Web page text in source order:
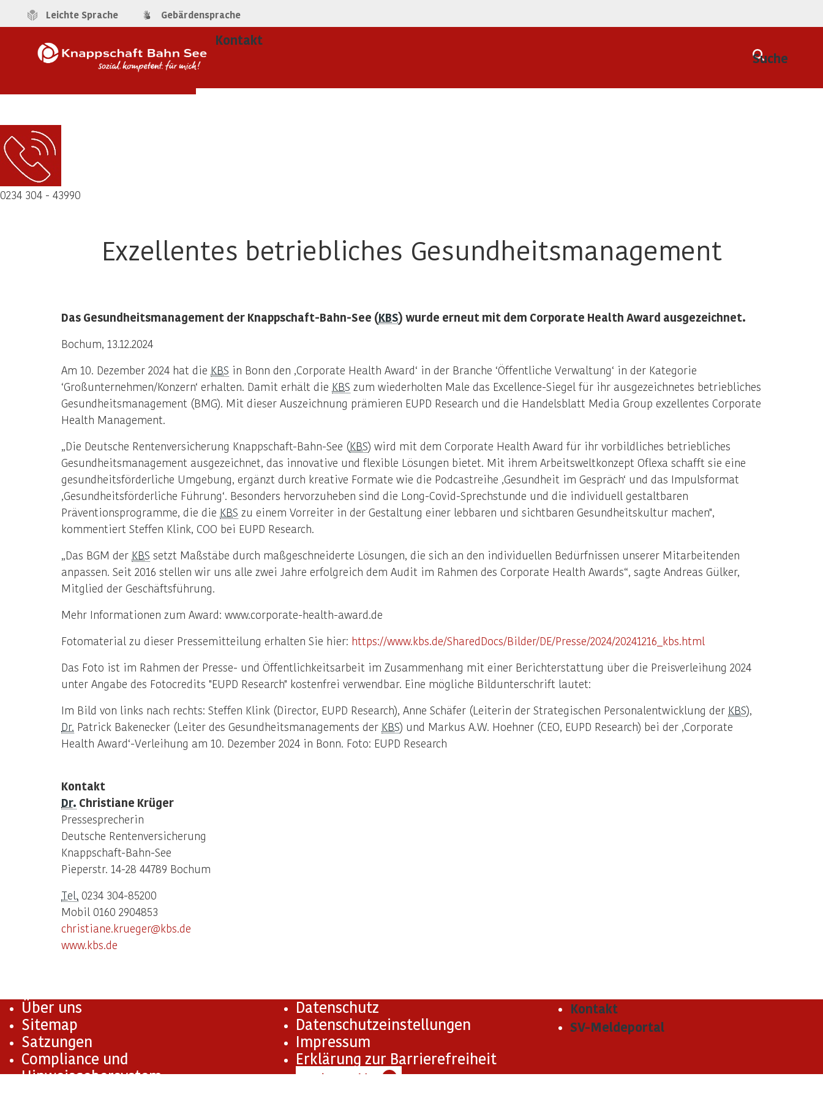
Leichte Sprache Gebärdensprache
Suche
Kontakt
0234 304 - 43990
Exzellentes betriebliches Gesundheitsmanagement
Das Gesundheitsmanagement der Knappschaft-Bahn-See (KBS) wurde erneut mit dem Corporate Health Award ausgezeichnet.
Bochum, 13.12.2024
Am 10. Dezember 2024 hat die KBS in Bonn den ‚Corporate Health Award‘ in der Branche ‘Öffentliche Verwaltung‘ in der Kategorie
‘Großunternehmen/Konzern‘ erhalten. Damit erhält die KBS zum wiederholten Male das Excellence-Siegel für ihr ausgezeichnetes betriebliches
Gesundheitsmanagement (BMG). Mit dieser Auszeichnung prämieren EUPD Research und die Handelsblatt Media Group exzellentes Corporate
Health Management.
„Die Deutsche Rentenversicherung Knappschaft-Bahn-See (KBS) wird mit dem Corporate Health Award für ihr vorbildliches betriebliches
Gesundheitsmanagement ausgezeichnet, das innovative und flexible Lösungen bietet. Mit ihrem Arbeitsweltkonzept Oflexa schafft sie eine
gesundheitsförderliche Umgebung, ergänzt durch kreative Formate wie die Podcastreihe ‚Gesundheit im Gespräch‘ und das Impulsformat
‚Gesundheitsförderliche Führung‘. Besonders hervorzuheben sind die Long-Covid-Sprechstunde und die individuell gestaltbaren
Präventionsprogramme, die die KBS zu einem Vorreiter in der Gestaltung einer lebbaren und sichtbaren Gesundheitskultur machen",
kommentiert Steffen Klink, COO bei EUPD Research.
„Das BGM der KBS setzt Maßstäbe durch maßgeschneiderte Lösungen, die sich an den individuellen Bedürfnissen unserer Mitarbeitenden
anpassen. Seit 2016 stellen wir uns alle zwei Jahre erfolgreich dem Audit im Rahmen des Corporate Health Awards“, sagte Andreas Gülker,
Mitglied der Geschäftsführung.
Mehr Informationen zum Award: www.corporate-health-award.de
Fotomaterial zu dieser Pressemitteilung erhalten Sie hier: https://www.kbs.de/SharedDocs/Bilder/DE/Presse/2024/20241216_kbs.html
Das Foto ist im Rahmen der Presse- und Öffentlichkeitsarbeit im Zusammenhang mit einer Berichterstattung über die Preisverleihung 2024
unter Angabe des Fotocredits "EUPD Research" kostenfrei verwendbar. Eine mögliche Bildunterschrift lautet:
Im Bild von links nach rechts: Steffen Klink (Director, EUPD Research), Anne Schäfer (Leiterin der Strategischen Personalentwicklung der KBS),
Dr. Patrick Bakenecker (Leiter des Gesundheitsmanagements der KBS) und Markus A.W. Hoehner (CEO, EUPD Research) bei der ‚Corporate
Health Award‘-Verleihung am 10. Dezember 2024 in Bonn. Foto: EUPD Research
Kontakt
Dr. Christiane Krüger
Pressesprecherin
Deutsche Rentenversicherung
Knappschaft-Bahn-See
Pieperstr. 14-28 44789 Bochum
Tel. 0234 304-85200
Mobil 0160 2904853
christiane.krueger@kbs.de
www.kbs.de
Über uns
Sitemap
Satzungen
Compliance und
Hinweisgebersystem
Datenschutz
Datenschutzeinstellungen
Impressum
Erklärung zur Barrierefreiheit
Barriere melden ✉
Kontakt
SV-Meldeportal